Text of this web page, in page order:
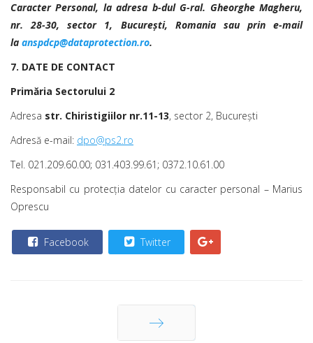
Caracter Personal, la adresa b-dul G-ral. Gheorghe Magheru,
nr. 28-30, sector 1, București, Romania sau prin e-mail
la anspdcp@dataprotection.ro.
7. DATE DE CONTACT
Primăria Sectorului 2
Adresa str. Chiristigiilor nr.11-13, sector 2, București
Adresă e-mail: dpo@ps2.ro
Tel. 021.209.60.00; 031.403.99.61; 0372.10.61.00
Responsabil cu protecția datelor cu caracter personal – Marius
Oprescu
Facebook Twitter